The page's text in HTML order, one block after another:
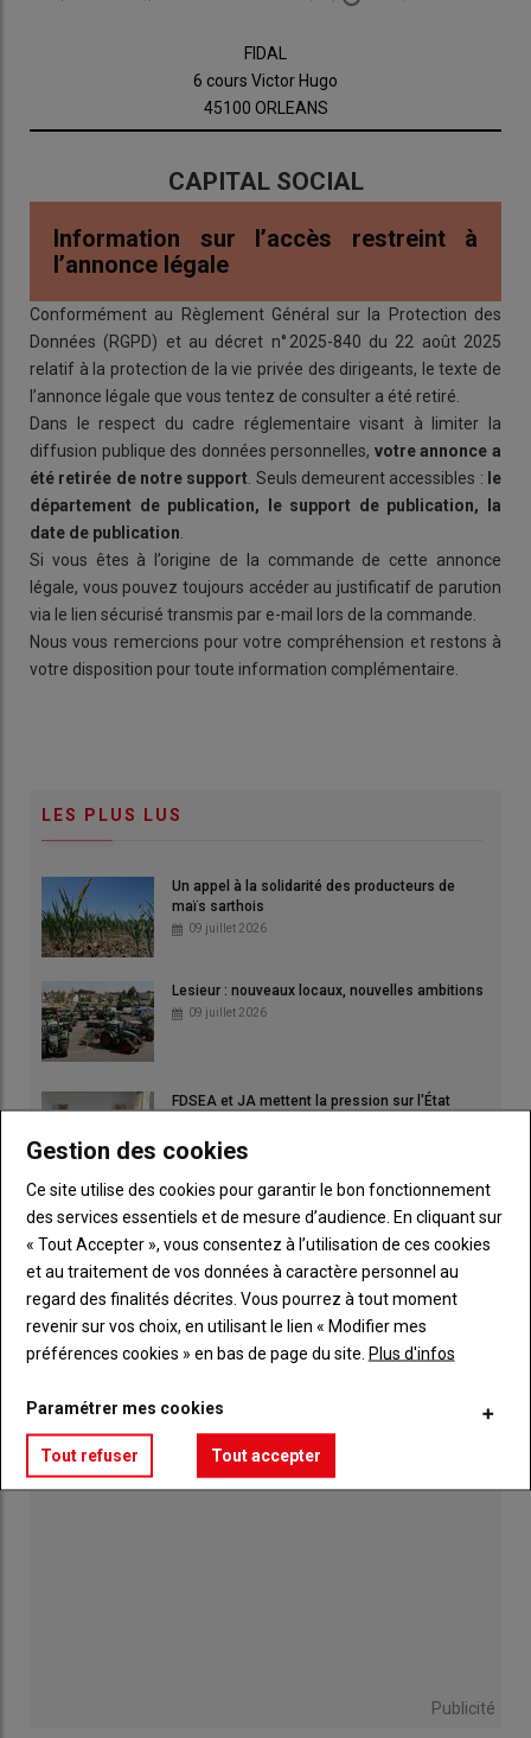
FIDAL
6 cours Victor Hugo
45100 ORLEANS
CAPITAL SOCIAL
Information sur l’accès restreint à
l’annonce légale
Conformément au Règlement Général sur la Protection des
Données (RGPD) et au décret n° 2025-840 du 22 août 2025
relatif à la protection de la vie privée des dirigeants, le texte de
l’annonce légale que vous tentez de consulter a été retiré.
Dans le respect du cadre réglementaire visant à limiter la
diffusion publique des données personnelles, votre annonce a
été retirée de notre support. Seuls demeurent accessibles : le
département de publication, le support de publication, la
date de publication.
Si vous êtes à l’origine de la commande de cette annonce
légale, vous pouvez toujours accéder au justificatif de parution
via le lien sécurisé transmis par e-mail lors de la commande.
Nous vous remercions pour votre compréhension et restons à
votre disposition pour toute information complémentaire.
LES PLUS LUS
Un appel à la solidarité des producteurs de
maïs sarthois
09 juillet 2026
Lesieur : nouveaux locaux, nouvelles ambitions
09 juillet 2026
FDSEA et JA mettent la pression sur l'État
l'État
09 juillet 2026
Face à la crise fourragère, l'élevage laitier
réclame un plan d'urgence
30 juillet 2026
Publicité
Gestion des cookies
Ce site utilise des cookies pour garantir le bon fonctionnement
des services essentiels et de mesure d’audience. En cliquant sur
« Tout Accepter », vous consentez à l’utilisation de ces cookies
et au traitement de vos données à caractère personnel au
regard des finalités décrites. Vous pourrez à tout moment
revenir sur vos choix, en utilisant le lien « Modifier mes
préférences cookies » en bas de page du site. Plus d'infos
Paramétrer mes cookies
Tout refuser Tout accepter